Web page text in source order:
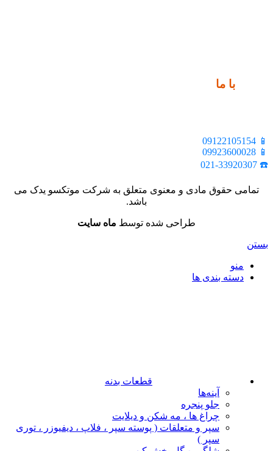
با ما
📱 09122105154
📱 09923600028
☎️ 021-33920307
تمامی حقوق مادی و معنوی متعلق به شرکت موتکسو یدک می
باشد.
طراحی شده توسط ماه سایت
بستن
منو
دسته بندی ها
قطعات بدنه
آینه‌ها
جلو پنجره
چراغ‌ ها ، مه‌ شکن و دیلایت
سپر و متعلقات ( پوسته سپر ، فلاپ ، دیفیوزر ، توری
سپر )